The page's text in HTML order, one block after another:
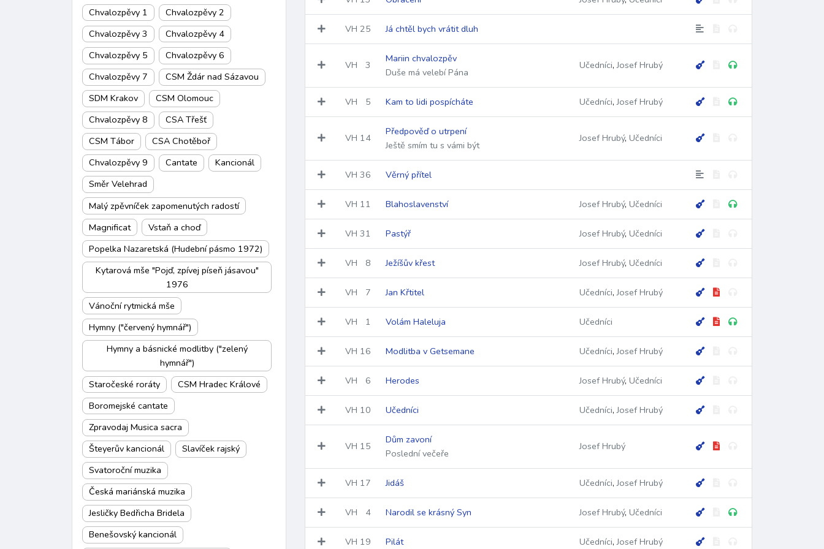
Chvalozpěvy 1
Chvalozpěvy 2
Chvalozpěvy 3
Chvalozpěvy 4
Chvalozpěvy 5
Chvalozpěvy 6
Chvalozpěvy 7
CSM Ždár nad Sázavou
SDM Krakov
CSM Olomouc
Chvalozpěvy 8
CSA Třešť
CSM Tábor
CSA Chotěboř
Chvalozpěvy 9
Cantate
Kancionál
Směr Velehrad
Malý zpěvníček zapomenutých radostí
Magnificat
Vstaň a choď
Popelka Nazaretská (Hudební pásmo 1972)
Kytarová mše "Pojď, zpívej píseň jásavou"
1976
Vánoční rytmická mše
Hymny ("červený hymnář")
Hymny a básnické modlitby ("zelený
hymnář")
Staročeské roráty
CSM Hradec Králové
Boromejské cantate
Zpravodaj Musica sacra
Šteyerův kancionál
Slavíček rajský
Svatoroční muzika
Česká mariánská muzika
Jesličky Bedřicha Bridela
Benešovský kancionál
VH 25 Já chtěl bych vrátit dluh
VH 3
Mariin chvalozpěv
Duše má velebí Pána
Učedníci, Josef Hrubý
VH 5 Kam to lidi pospícháte Učedníci, Josef Hrubý
VH 14
Předpověď o utrpení
Ještě smím tu s vámi být
Josef Hrubý, Učedníci
VH 36 Věrný přítel
VH 11 Blahoslavenství Josef Hrubý, Učedníci
VH 31 Pastýř Josef Hrubý, Učedníci
VH 8 Ježíšův křest Josef Hrubý, Učedníci
VH 7 Jan Křtitel Učedníci, Josef Hrubý
VH 1 Volám Haleluja Učedníci
VH 16 Modlitba v Getsemane Učedníci, Josef Hrubý
VH 6 Herodes Josef Hrubý, Učedníci
VH 10 Učedníci Učedníci, Josef Hrubý
VH 15
Dům zavoní
Poslední večeře
Josef Hrubý
VH 17 Jidáš Učedníci, Josef Hrubý
VH 4 Narodil se krásný Syn Josef Hrubý, Učedníci
VH 19 Pilát Učedníci, Josef Hrubý